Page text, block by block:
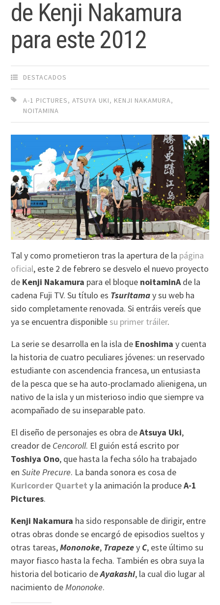
de Kenji Nakamura
para este 2012
DESTACADOS
A-1 PICTURES,ATSUYA UKI, KENJI NAKAMURA,
NOITAMINA
Tal y como prometieron tras la apertura de la página
oficial, este 2 de febrero se desvelo el nuevo proyecto
de Kenji Nakamura para el bloque noitaminAde la
cadena Fuji TV. Su título es Tsuritamay su web ha
sido completamente renovada. Si entráis vereís que
ya se encuentra disponible su primer tráiler.
La serie se desarrolla en la isla de Enoshimay cuenta
la historia de cuatro peculiares jóvenes: un reservado
estudiante con ascendencia francesa, un entusiasta
de la pesca que se ha auto-proclamado alienigena, un
nativo de la isla y un misterioso indio que siempre va
acompañado de su inseparable pato.
El diseño de personajes es obra deAtsuya Uki,
creador de Cencoroll. El guión está escrito por
Toshiya Ono, que hasta la fecha sólo ha trabajado
enSuite Precure. La banda sonora es cosa de
Kuricorder Quartet y la animación la produceA-1
Pictures.
Kenji Nakamura ha sido responsable de dirigir, entre
otras obras donde se encargó de episodios sueltos y
otras tareas,Mononoke, Trapezey C, este último su
mayor fiasco hasta la fecha. También es obra suya la
historia del boticario deAyakashi, la cual dio lugar al
nacimiento deMononoke.